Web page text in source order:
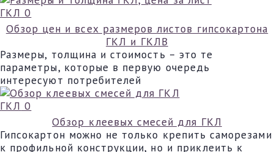
ГКЛ 0
Обзор цен и всех размеров листов гипсокартона
ГКЛ и ГКЛВ
Размеры, толщина и стоимость – это те
параметры, которые в первую очередь
интересуют потребителей
ГКЛ 0
Обзор клеевых смесей для ГКЛ
Гипсокартон можно не только крепить саморезами
к профильной конструкции, но и приклеить к